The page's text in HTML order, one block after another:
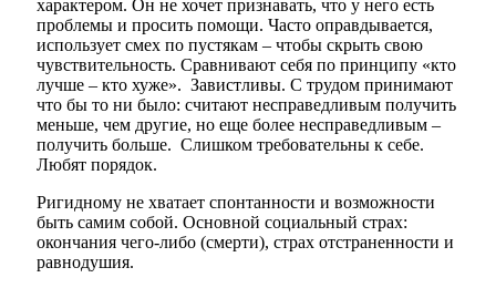
характером. Он не хочет признавать, что у него есть
проблемы и просить помощи. Часто оправдывается,
использует смех по пустякам – чтобы скрыть свою
чувствительность. Сравнивают себя по принципу «кто
лучше – кто хуже». Завистливы. С трудом принимают
что бы то ни было: считают несправедливым получить
меньше, чем другие, но еще более несправедливым –
получить больше. Слишком требовательны к себе.
Любят порядок.
Ригидному не хватает спонтанности и возможности
быть самим собой. Основной социальный страх:
окончания чего-либо (смерти), страх отстраненности и
равнодушия.